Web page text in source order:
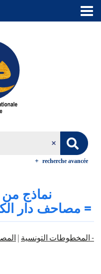
recherche avancée
نماذج
مصاحف دار الكتب الوطنية‏ =
المخطوطات‏ التونسية |